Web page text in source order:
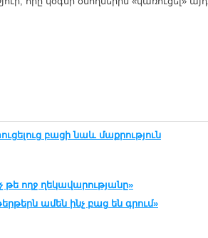
բացի նաև մաքրություն
ողջ ղեկավարությանը»
ամեն ինչ բաց են գրում»